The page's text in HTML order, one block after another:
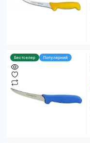
Бестселер Популярний